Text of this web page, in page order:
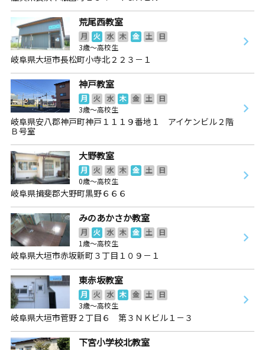
荒尾西教室
月 火 水 木 金 土
日
3歳～高校生
岐阜県大垣市長松町小寺北２２３－１
神戸教室
月 火 水 木 金 土
日
3歳～高校生
岐阜県安八郡神戸町神戸１１１９番地１ アイケンビル２階
Ｂ号室
大野教室
月 火 水 木 金 土
日
0歳～高校生
岐阜県揖斐郡大野町黒野６６６
みのあかさか教室
月 火 水 木 金 土
日
1歳～高校生
岐阜県大垣市赤坂新町３丁目１０９－１
東赤坂教室
月 火 水 木 金 土
日
3歳～高校生
岐阜県大垣市菅野２丁目６ 第３ＮＫビル１－３
下宮小学校北教室